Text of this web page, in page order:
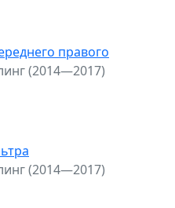
правого
(2014—2017)
(2014—2017)